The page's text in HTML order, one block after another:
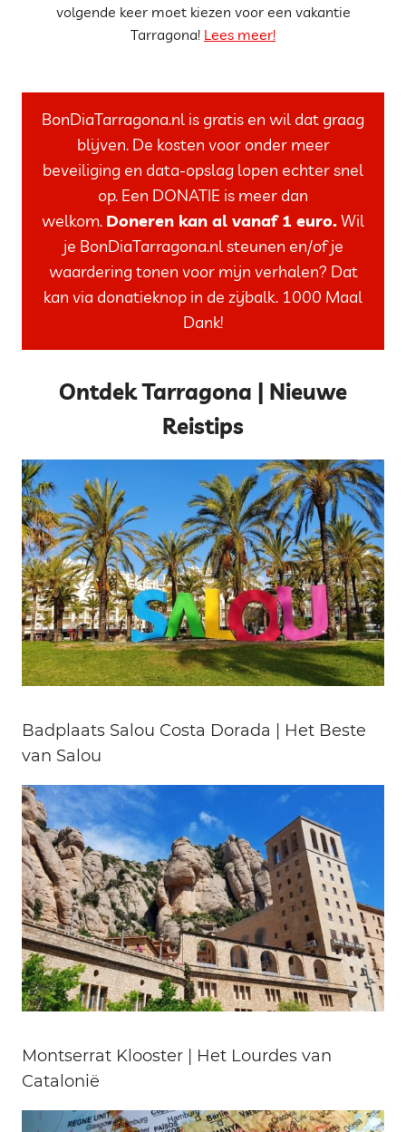
volgende keer moet kiezen voor een vakantie
Tarragona! Lees meer!
BonDiaTarragona.nl is gratis en wil dat graag
blijven. De kosten voor onder meer
beveiliging en data-opslag lopen echter snel
op. Een DONATIE is meer dan
welkom. Doneren kan al vanaf 1 euro.Wil
je BonDiaTarragona.nl steunen en/of je
waardering tonen voor mijn verhalen? Dat
kan via donatieknop in de zijbalk. 1000 Maal
Dank!
Ontdek Tarragona | Nieuwe
Reistips
Badplaats Salou Costa Dorada | Het Beste
van Salou
Montserrat Klooster | Het Lourdes van
Catalonië